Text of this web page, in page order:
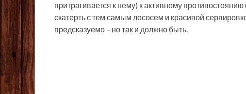
притрагивается к нему) к активному
скатерть с тем самым лососем и красивой
предсказуемо – но так и должно быть.